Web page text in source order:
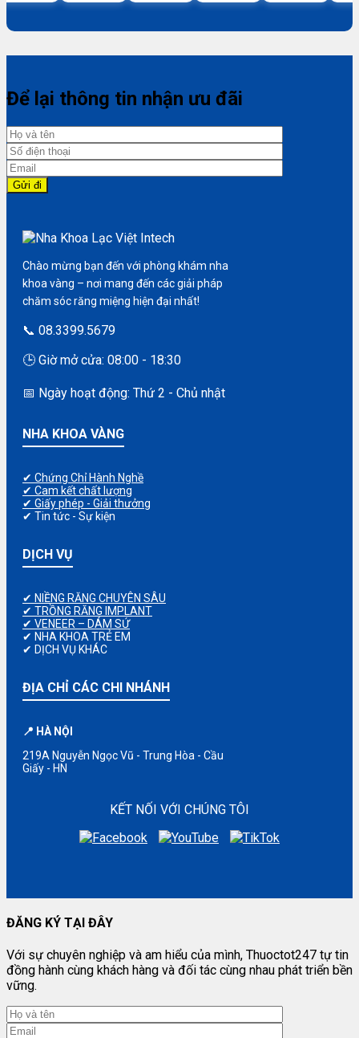
Để lại thông tin nhận ưu đãi
Chào mừng bạn đến với phòng khám nha
khoa vàng – nơi mang đến các giải pháp
chăm sóc răng miệng hiện đại nhất!
📞 08.3399.5679
🕒 Giờ mở cửa: 08:00 - 18:30
📅 Ngày hoạt động: Thứ 2 - Chủ nhật
NHA KHOA VÀNG
✔ Chứng Chỉ Hành Nghề
✔ Cam kết chất lượng
✔ Giấy phép - Giải thưởng
✔ Tin tức - Sự kiện
DỊCH VỤ
✔ NIỀNG RĂNG CHUYÊN SÂU
✔ TRỒNG RĂNG IMPLANT
✔ VENEER – DÁM SỨ
✔ NHA KHOA TRẺ EM
✔ DỊCH VỤ KHÁC
ĐỊA CHỈ CÁC CHI NHÁNH
📍 HÀ NỘI
219A Nguyễn Ngọc Vũ - Trung Hòa - Cầu
Giấy - HN
KẾT NỐI VỚI CHÚNG TÔI
ĐĂNG KÝ TẠI ĐÂY
Với sự chuyên nghiệp và am hiểu của mình, Thuoctot247 tự tin
đồng hành cùng khách hàng và đối tác cùng nhau phát triển bền
vững.